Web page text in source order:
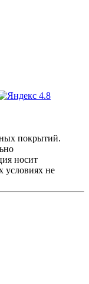
4.8
покрытий.
носит
условиях не